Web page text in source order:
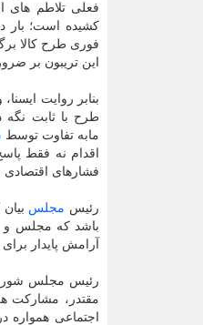
فعلی تلاطم های
کشیده است؛ بار
فوری طرح کالا
این تریبون بر
بنابر روایت
طرح با ثابت
مابه تفاوت توسط
اقدام نه فقط
فشارهای
رئیس مجلس
باشد که مجلس و
آرامش پایدار
رئیس مجلس
مقتدر، مشارکت
اجتماعی